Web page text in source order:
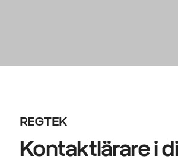
REGTEK
Kontaktlärare i